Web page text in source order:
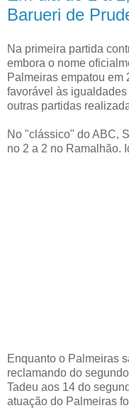
Barueri de
Na primeira partida
embora o nome
Palmeiras empatou em
favorável às
outras partidas
No "clássico" do ABC,
no 2 a 2 no Ramalhão.
Enquanto o Palmeiras
reclamando do
Tadeu aos 14 do
atuação do Palmeiras